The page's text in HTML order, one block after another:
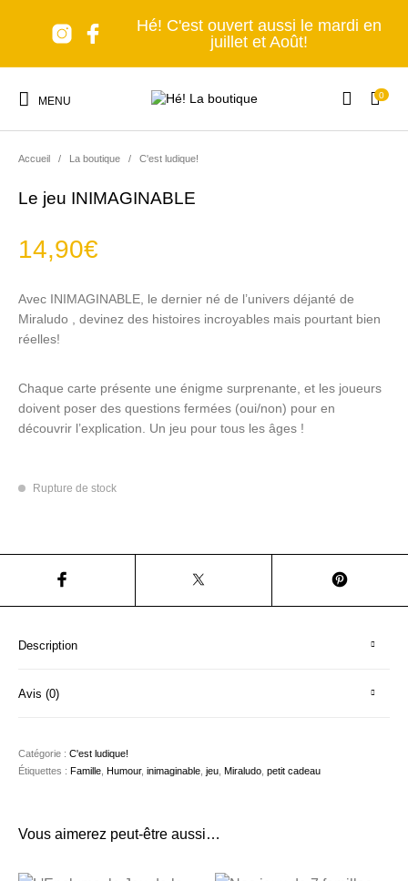
Hé! C'est ouvert aussi le mardi en
juillet et Août!
MENU 0
Nouveaux produits
Nomade forever
Senteurs et Bien-
Hé! les T-shirts Le mobilier
Accueil / La boutique / C'est ludique!
Le jeu INIMAGINABLE
14,90€
Avec INIMAGINABLE, le dernier né de l’univers déjanté de
Miraludo , devinez des histoires incroyables mais pourtant bien
réelles!
Chaque carte présente une énigme surprenante, et les joueurs
doivent poser des questions fermées (oui/non) pour en
découvrir l’explication. Un jeu pour tous les âges !
Rupture de stock
Description
Avis (0)
Catégorie :C'est ludique!
Étiquettes :Famille ,Humour,inimaginable ,jeu ,Miraludo ,petit cadeau
Vous aimerez peut-être aussi…